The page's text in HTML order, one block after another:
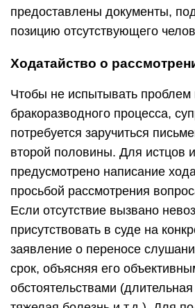
предоставлены документы,
позицию отсутствующего
Ходатайство о
Чтобы не испытывать проблем
бракоразводного процесса,
потребуется заручиться
второй половины. Для истцов и
предусмотрено написание
просьбой рассмотрения
Если отсутствие вызвано
присутствовать в суде на
заявление о переносе
срок, объясняя его
обстоятельствами